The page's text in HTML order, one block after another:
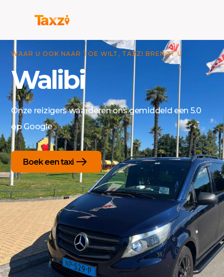
WAAR U OOK NAAR TOE WILT, TAXZI BRENGT U
Walibi
Onze reizigers waarderen ons gemiddeld een 5.0
op Google
Boek een taxi